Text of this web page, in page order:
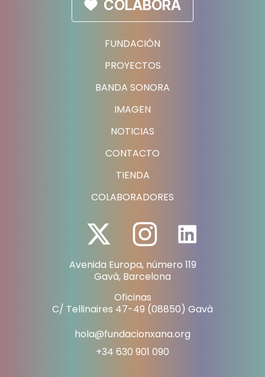
FUNDACIÓN
PROYECTOS
BANDA SONORA
IMAGEN
NOTICIAS
CONTACTO
TIENDA
COLABORADORES
COLABORA
Avenida Europa, número 119
Gavà, Barcelona
Oficinas
C/ Tellinaires 47-49 (08850) Gavà
hola@fundacionxana.org
+34 630 901 090